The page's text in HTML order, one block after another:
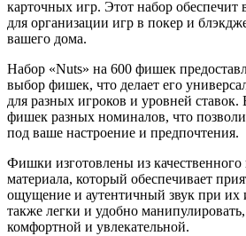
карточных игр. Этот набор обеспечит
для организации игр в покер и
вашего дома.
Набор «Nuts» на 600 фишек
выбор фишек, что делает его
для разных игроков и уровней
фишек разных номиналов, что
под ваше настроение и предпочтения.
Фишки изготовлены из качественного
материала, который обеспечивает
ощущение и аутентичный звук при их
также легки и удобно
комфортной и увлекательной.